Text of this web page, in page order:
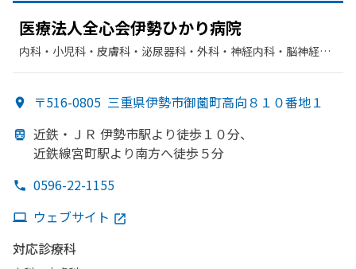
医療法人全心会伊勢ひかり病院
内科・​小児科・​皮膚科・​泌尿器科・​外科・​神経内科・​脳神経外
〒516-0805 三重県伊勢市御薗町高向８１０番地１
近鉄・ＪＲ 伊勢市駅より徒歩１０分、
近鉄線宮町駅より南方へ徒歩５分
0596-22-1155
ウェブサイト
対応診療科